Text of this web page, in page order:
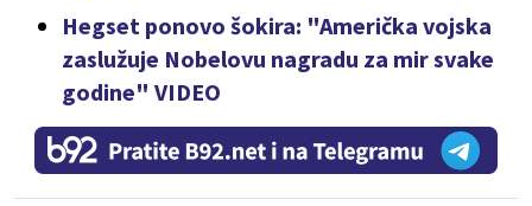
Hegset ponovo šokira: "Američka vojska
zaslužuje Nobelovu nagradu za mir svake
godine" VIDEO